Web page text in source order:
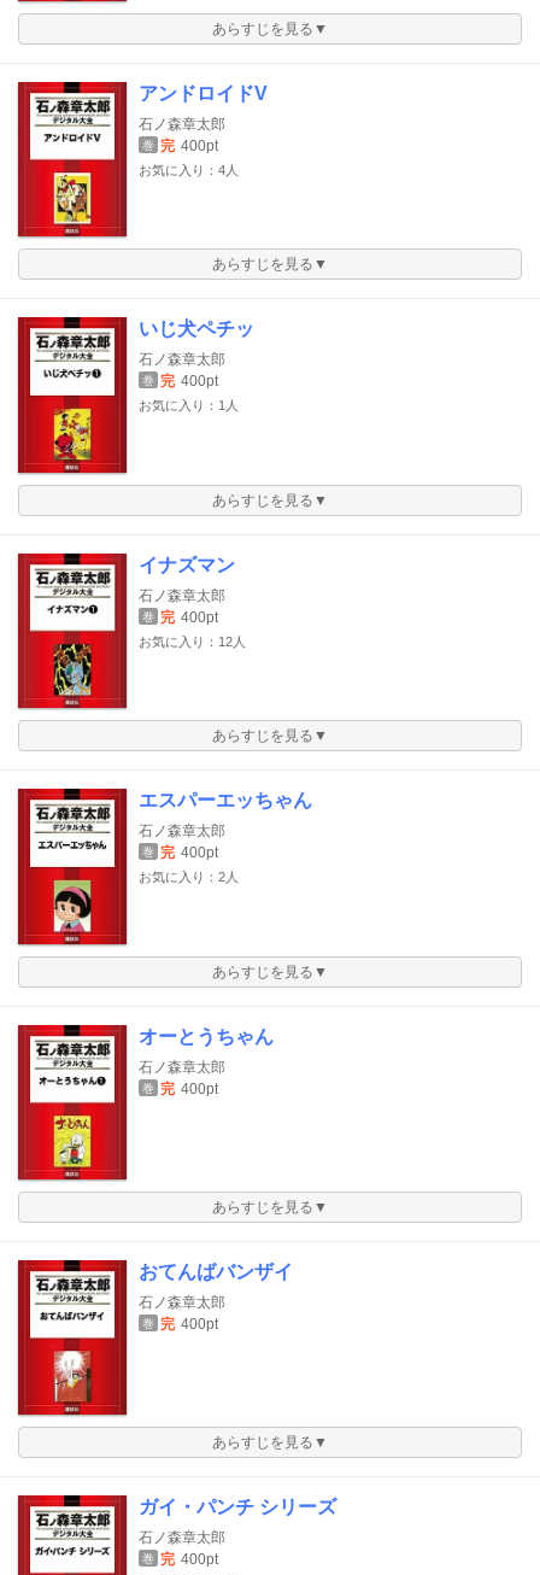
あらすじを見る▼
アンドロイドV
石ノ森章太郎
巻 完 400pt
お気に入り：4人
あらすじを見る▼
いじ犬ペチッ
石ノ森章太郎
巻 完 400pt
お気に入り：1人
あらすじを見る▼
イナズマン
石ノ森章太郎
巻 完 400pt
お気に入り：12人
あらすじを見る▼
エスパーエッちゃん
石ノ森章太郎
巻 完 400pt
お気に入り：2人
あらすじを見る▼
オーとうちゃん
石ノ森章太郎
巻 完 400pt
あらすじを見る▼
おてんばバンザイ
石ノ森章太郎
巻 完 400pt
あらすじを見る▼
ガイ・パンチ シリーズ
石ノ森章太郎
巻 完 400pt